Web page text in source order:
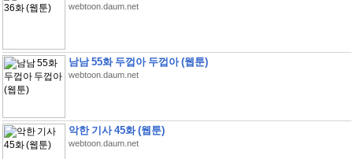
webtoon.daum.net
남남 55화 두껍아 두껍아 (웹툰)
webtoon.daum.net
악한 기사 45화 (웹툰)
webtoon.daum.net